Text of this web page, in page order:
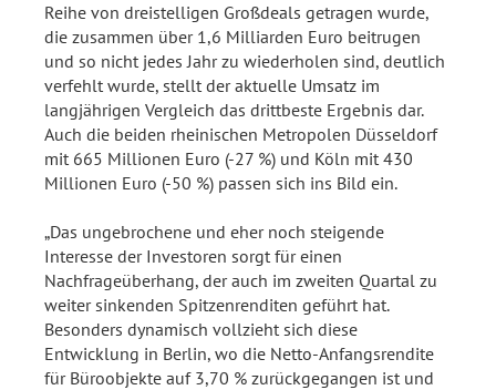
Reihe von dreistelligen Großdeals getragen wurde,
die zusammen über 1,6 Milliarden Euro beitrugen
und so nicht jedes Jahr zu wiederholen sind, deutlich
verfehlt wurde, stellt der aktuelle Umsatz im
langjährigen Vergleich das drittbeste Ergebnis dar.
Auch die beiden rheinischen Metropolen Düsseldorf
mit 665 Millionen Euro (-27 %) und Köln mit 430
Millionen Euro (-50 %) passen sich ins Bild ein.
„Das ungebrochene und eher noch steigende
Interesse der Investoren sorgt für einen
Nachfrageüberhang, der auch im zweiten Quartal zu
weiter sinkenden Spitzenrenditen geführt hat.
Besonders dynamisch vollzieht sich diese
Entwicklung in Berlin, wo die Netto-Anfangsrendite
für Büroobjekte auf 3,70 % zurückgegangen ist und